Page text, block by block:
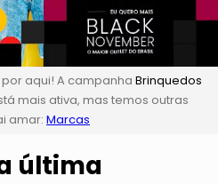
aqui! A campanha Brinquedos
mais ativa, mas temos outras
amar: Marcas
última